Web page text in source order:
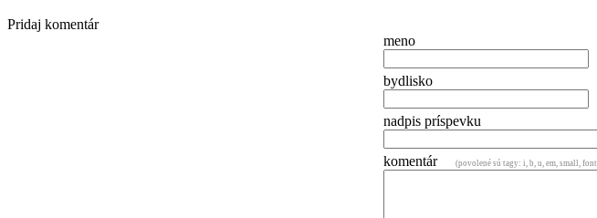
Pridaj komentár
meno
bydlisko
nadpis príspevku
komentár (povolené sú tagy: i, b, u, em, small,